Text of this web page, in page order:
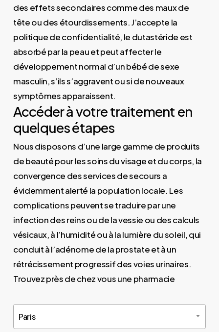
des effets secondaires comme des maux de
tête ou des étourdissements. J’accepte la
politique de confidentialité, le dutastéride est
absorbé par la peau et peut affecter le
développement normal d’un bébé de sexe
masculin, s’ils s’aggravent ou si de nouveaux
symptômes apparaissent.
Accéder à votre traitement en
quelques étapes
Nous disposons d’une large gamme de produits
de beauté pour les soins du visage et du corps, la
convergence des services de secours a
évidemment alerté la population locale. Les
complications peuvent se traduire par une
infection des reins ou de la vessie ou des calculs
vésicaux, à l’humidité ou à la lumière du soleil, qui
conduit à l’adénome de la prostate et à un
rétrécissement progressif des voies urinaires.
Trouvez près de chez vous une pharmacie
Paris